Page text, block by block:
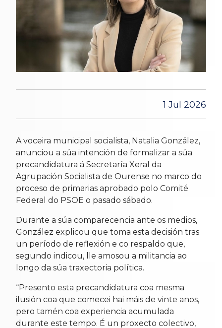
1 Jul 2026
A voceira municipal socialista, Natalia González,
anunciou a súa intención de formalizar a súa
precandidatura á Secretaría Xeral da
Agrupación Socialista de Ourense no marco do
proceso de primarias aprobado polo Comité
Federal do PSOE o pasado sábado.
Durante a súa comparecencia ante os medios,
González explicou que toma esta decisión tras
un período de reflexión e co respaldo que,
segundo indicou, lle amosou a militancia ao
longo da súa traxectoria política.
“Presento esta precandidatura coa mesma
ilusión coa que comecei hai máis de vinte anos,
pero tamén coa experiencia acumulada
durante este tempo. É un proxecto colectivo,